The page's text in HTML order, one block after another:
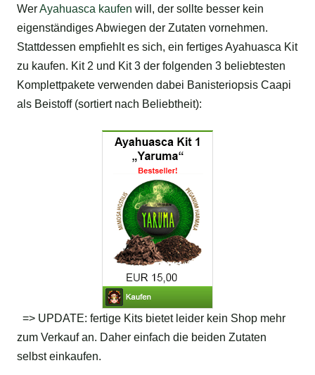
WerAyahuasca kaufen will, der sollte besser kein
eigenständiges Abwiegen der Zutaten vornehmen.
Stattdessen empfiehlt es sich, ein fertiges Ayahuasca Kit
zu kaufen. Kit 2 und Kit 3 der folgenden 3 beliebtesten
Komplettpakete verwenden dabei Banisteriopsis Caapi
als Beistoff (sortiert nach Beliebtheit):
=> UPDATE: fertige Kits bietet leider kein Shop mehr
zum Verkauf an. Daher einfach die beiden Zutaten
selbst einkaufen.